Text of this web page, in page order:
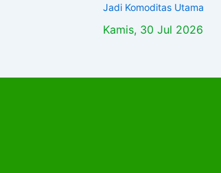
Jadi Komoditas Utama
Kamis, 30 Jul 2026